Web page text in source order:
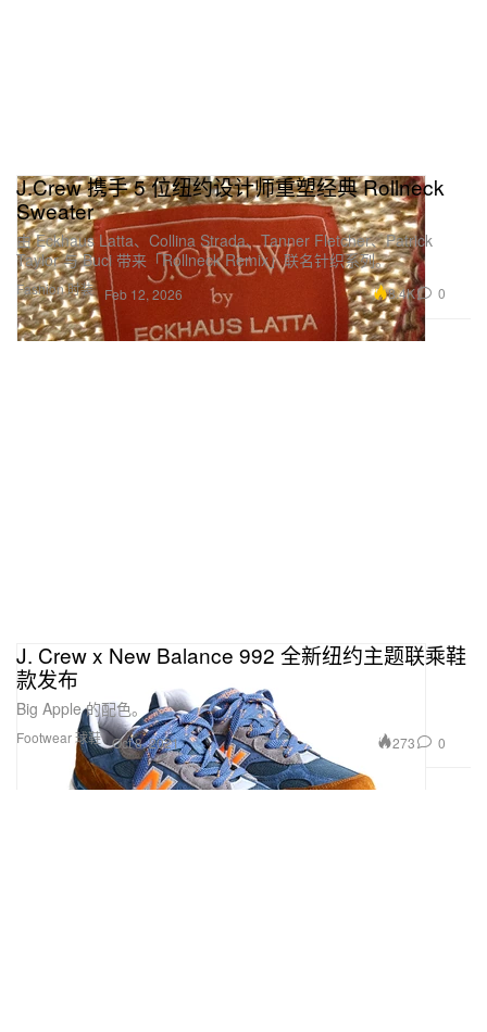
Fashion 时装
J.Crew 携手 5 位纽约设计师重塑经典 Rollneck
Sweater
由 Eckhaus Latta、Collina Strada、Tanner Fletcher、Patrick
Taylor 与 Buci 带来「Rollneck Remix」联名针织系列。
Feb 12, 2026 8.4K 0
Footwear 球鞋
J. Crew x New Balance 992 全新纽约主题联乘鞋
款发布
Big Apple 的配色。
Oct 8, 2021 273 0